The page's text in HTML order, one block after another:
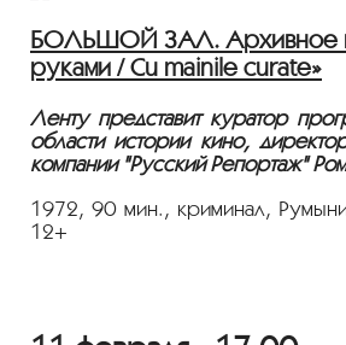
БОЛЬШОЙ ЗАЛ. Архивное
руками / Cu mainile curate»
Ленту представит куратор
области истории кино,
компании "Русский Репортаж"
1972, 90 мин., криминал,
12+
В ролях: Иларион Чобану,
Серджиу Николаеску, Георге